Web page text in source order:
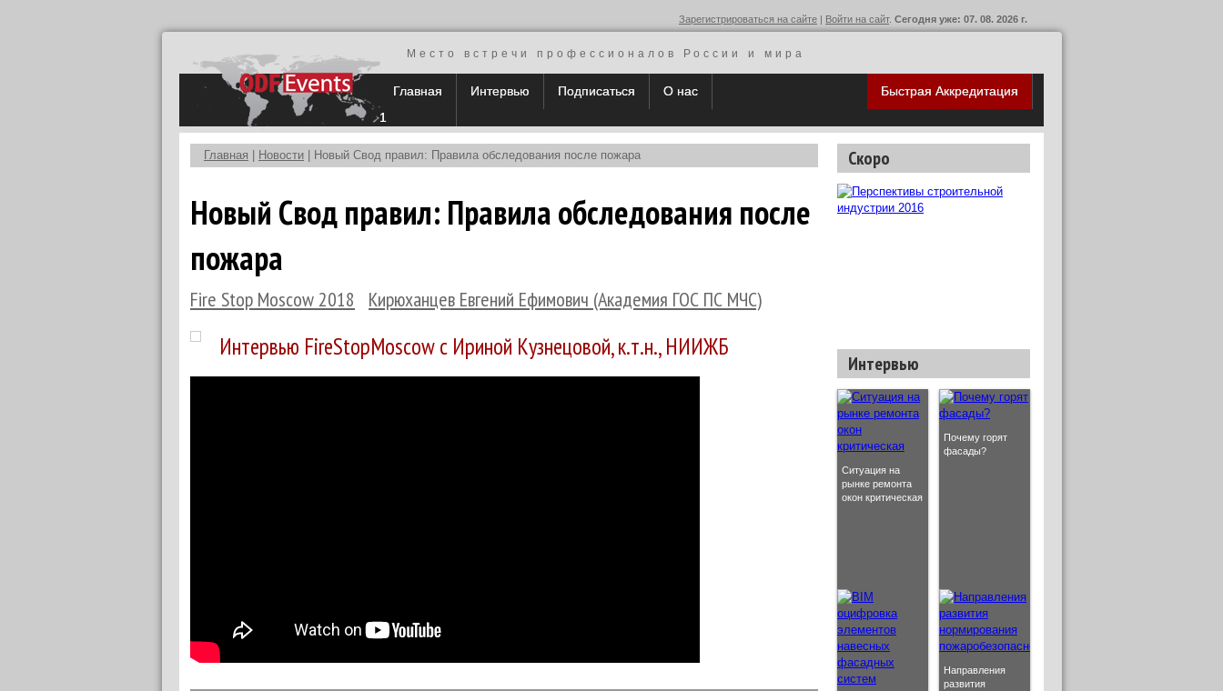
Зарегистрироваться на сайте | Войти на сайт. Сегодня уже: 07. 08. 2026 г.
Место встречи профессионалов России и мира
Главная
1
Интервью Подписаться О нас Быстрая Аккредитация
Главная Новости | Новый Свод правил: Правила обследования после пожара
Новый Свод правил: Правила обследования после
пожара
Fire Stop Moscow 2018 Кирюханцев Евгений Ефимович (Академия ГОС ПС МЧС)
Интервью FireStopMoscow с Ириной Кузнецовой, к.т.н., НИИЖБ
Скоро
Интервью
Ситуация на
рынке ремонта
окон критическая
Почему горят
фасады?
Направления
развития